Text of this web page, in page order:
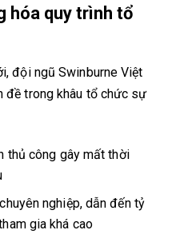
hóa quy trình tổ
đội ngũ Swinburne Việt
đề trong khâu tổ chức sự
thủ công gây mất thời
nghiệp, dẫn đến tỷ
gia khá cao